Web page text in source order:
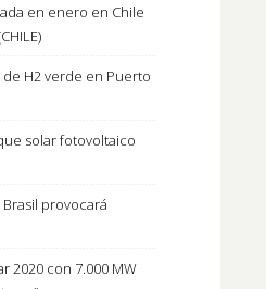
en enero en Chile
H2 verde en Puerto
solar fotovoltaico
provocará
2020 con 7.000 MW